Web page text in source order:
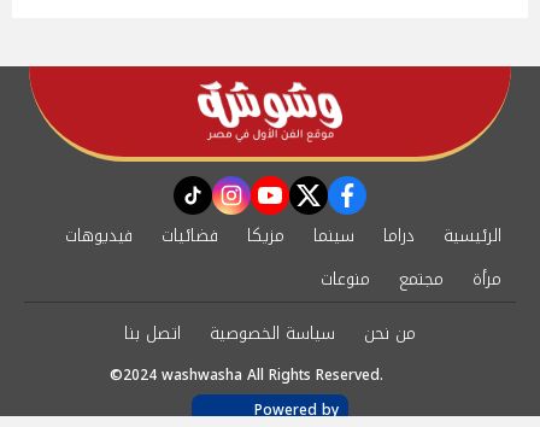
facebook
twitter
youtube
instagram
tiktok
الرئيسية دراما سينما مزيكا فضائيات
فيديوهات
مرأة
مجتمع
منوعات
من نحن
سياسة الخصوصية اتصل بنا
©2024 washwasha All Rights Reserved.
Powered by